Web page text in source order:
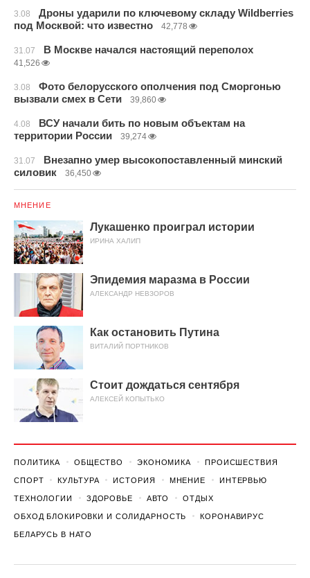
3.08
Дроны ударили по ключевому складу Wildberries
под Москвой: что известно
42,778
31.07 В Москве начался настоящий переполох
41,526
3.08
Фото белорусского ополчения под Сморгонью
вызвали смех в Сети
39,860
4.08
ВСУ начали бить по новым объектам на
территории России
39,274
31.07
Внезапно умер высокопоставленный минский
силовик
36,450
МНЕНИЕ
Лукашенко проиграл истории
ИРИНА ХАЛИП
Эпидемия маразма в России
АЛЕКСАНДР НЕВЗОРОВ
Как остановить Путина
ВИТАЛИЙ ПОРТНИКОВ
Стоит дождаться сентября
АЛЕКСЕЙ КОПЫТЬКО
ПОЛИТИКА ОБЩЕСТВО ЭКОНОМИКА ПРОИСШЕСТВИЯ
СПОРТ КУЛЬТУРА ИСТОРИЯ МНЕНИЕ ИНТЕРВЬЮ
ТЕХНОЛОГИИ ЗДОРОВЬЕ АВТО ОТДЫХ
ОБХОД БЛОКИРОВКИ И СОЛИДАРНОСТЬ КОРОНАВИРУС
БЕЛАРУСЬ В НАТО